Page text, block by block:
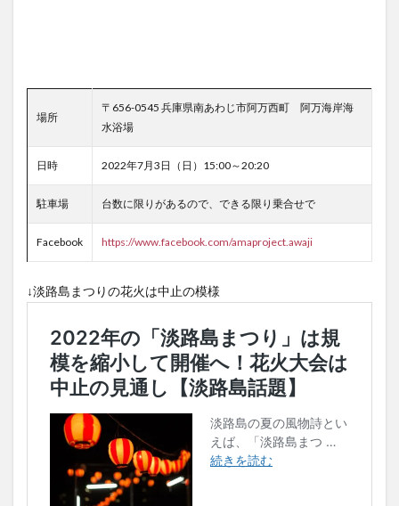
場所
〒656-0545 兵庫県南あわじ市阿万西町 阿万海岸海
水浴場
日時 2022年7月3日（日）15:00～20:20
駐車場 台数に限りがあるので、できる限り乗合せで
Facebook https://www.facebook.com/amaproject.awaji
↓淡路島まつりの花火は中止の模様